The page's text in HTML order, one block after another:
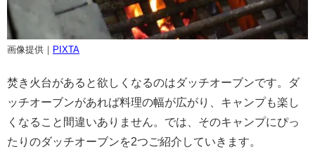
画像提供｜ PIXTA
焚き火台があると欲しくなるのはダッチオーブンです。ダ
ッチオーブンがあれば料理の幅が広がり、キャンプも楽し
くなること間違いありません。では、そのキャンプにぴっ
たりのダッチオーブンを2つご紹介していきます。